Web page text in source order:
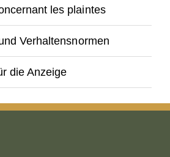
les plaintes
Verhaltensnormen
die Anzeige